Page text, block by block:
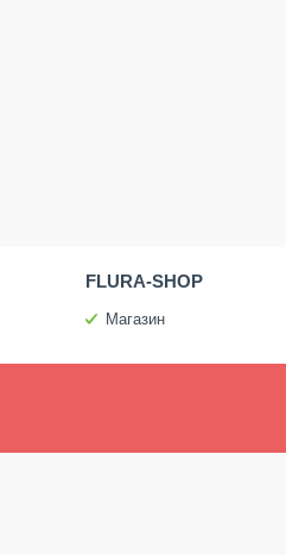
FLURA-SHOP
Магазин